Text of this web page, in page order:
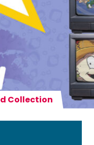
Collection